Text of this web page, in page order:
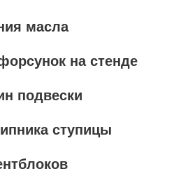
масла
на стенде
подвески
ступицы